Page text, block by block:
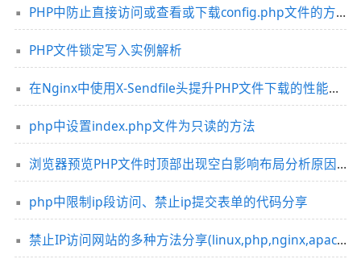
PHP中防止直接访问或查看或下载config.php文件的方法
PHP文件锁定写入实例解析
在Nginx中使用X-Sendfile头提升PHP文件下载的性能（针对大文件下载）
php中设置index.php文件为只读的方法
浏览器预览PHP文件时顶部出现空白影响布局分析原因及解决办法
php中限制ip段访问、禁止ip提交表单的代码分享
禁止IP访问网站的多种方法分享(linux,php,nginx,apache)